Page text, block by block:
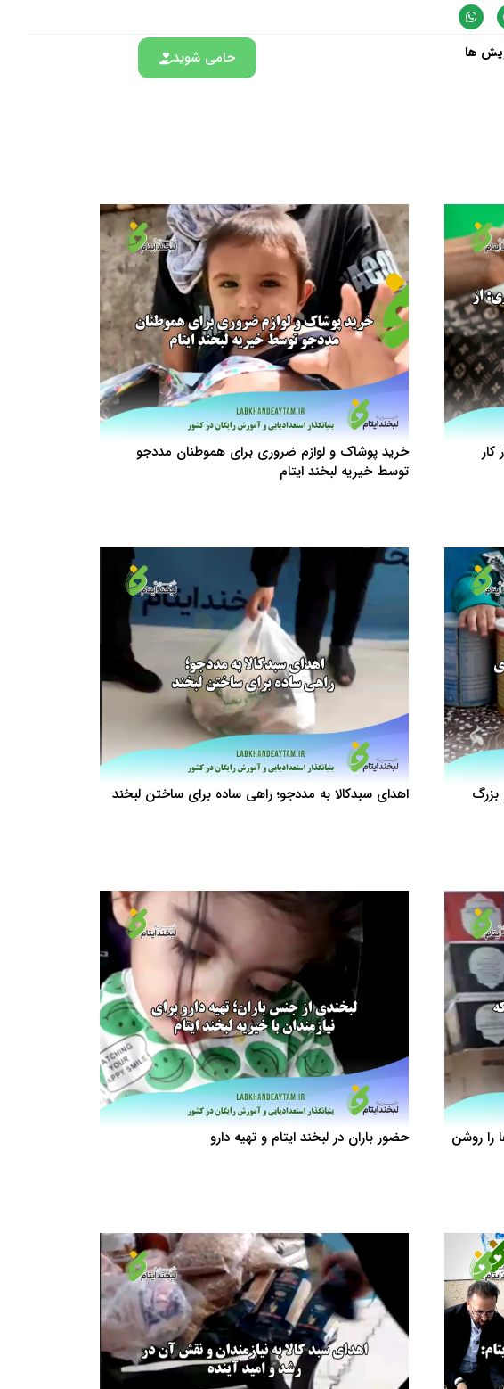
ها حامی شوید
خرید پوشاک و لوازم ضروری برای هموطنان مددجو
توسط خیریه لبخند ایتام
اهدای سبدکالا به مددجو؛ راهی ساده برای ساختن لبخند
را روشن
حضور باران در لبخند ایتام و تهیه دارو